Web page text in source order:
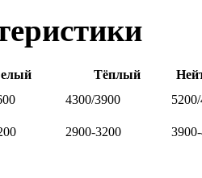
Тёплый
4300/3900
2900-3200